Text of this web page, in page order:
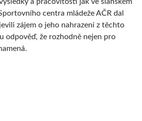
centra mládeže AČR dal
zájem o jeho nahrazení z těchto
odpověď, že rozhodně nejen pro